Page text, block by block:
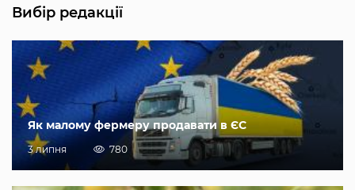
Вибір редакції
Як малому фермеру продавати в ЄС
3 липня 780